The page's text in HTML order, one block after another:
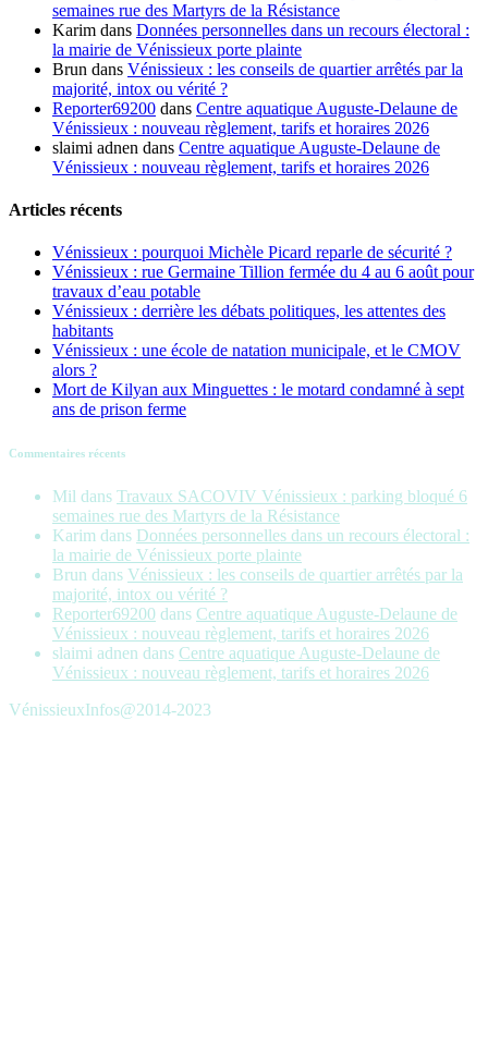
semaines rue des Martyrs de la Résistance
Karim dans Données personnelles dans un recours électoral :
la mairie de Vénissieux porte plainte
Brun dans Vénissieux : les conseils de quartier arrêtés par la
majorité, intox ou vérité ?
Reporter69200 dans Centre aquatique Auguste-Delaune de
Vénissieux : nouveau règlement, tarifs et horaires 2026
slaimi adnen dans Centre aquatique Auguste-Delaune de
Vénissieux : nouveau règlement, tarifs et horaires 2026
Articles récents
Vénissieux : pourquoi Michèle Picard reparle de sécurité ?
Vénissieux : rue Germaine Tillion fermée du 4 au 6 août pour
travaux d’eau potable
Vénissieux : derrière les débats politiques, les attentes des
habitants
Vénissieux : une école de natation municipale, et le CMOV
alors ?
Mort de Kilyan aux Minguettes : le motard condamné à sept
ans de prison ferme
Commentaires récents
Mil dans Travaux SACOVIV Vénissieux : parking bloqué 6
semaines rue des Martyrs de la Résistance
Karim dans Données personnelles dans un recours électoral :
la mairie de Vénissieux porte plainte
Brun dans Vénissieux : les conseils de quartier arrêtés par la
majorité, intox ou vérité ?
Reporter69200 dans Centre aquatique Auguste-Delaune de
Vénissieux : nouveau règlement, tarifs et horaires 2026
slaimi adnen dans Centre aquatique Auguste-Delaune de
Vénissieux : nouveau règlement, tarifs et horaires 2026
VénissieuxInfos@2014-2023